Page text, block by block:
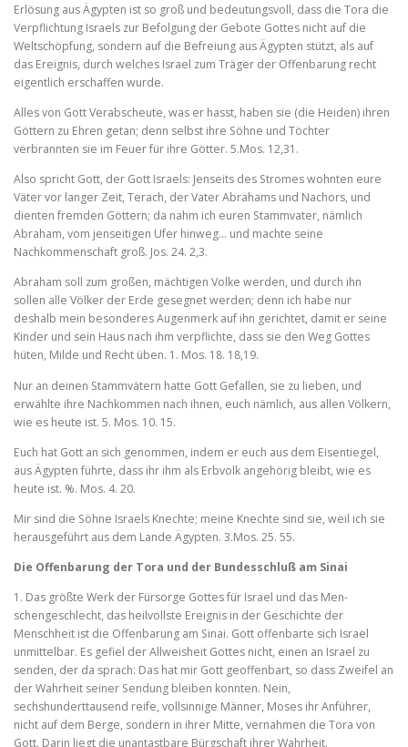
Erlösung aus Ägypten ist so groß und bedeutungsvoll, dass die Tora die
Verpflichtung Israels zur Befol­gung der Gebote Gottes nicht auf die
Weltschöpfung, sondern auf die Befreiung aus Ägypten stützt, als auf
das Ereignis, durch welches Israel zum Träger der Offenbarung recht
eigentlich er­schaffen wurde.
Alles von Gott Verabscheute, was er hasst, haben sie (die Heiden) ihren
Göttern zu Ehren getan; denn selbst ihre Söhne und Töchter
verbrannten sie im Feuer für ihre Götter. 5.Mos. 12,31.
Also spricht Gott, der Gott Israels: Jenseits des Stromes wohnten eure
Väter vor langer Zeit, Terach, der Vater Abrahams und Nachors, und
dienten fremden Göttern; da nahm ich euren Stammvater, nämlich
Abraham, vom jenseitigen Ufer hinweg… und machte seine
Nachkommenschaft groß. Jos. 24. 2,3.
Abraham soll zum großen, mächtigen Volke werden, und durch ihn
sollen alle Völker der Erde gesegnet werden; denn ich habe nur
deshalb mein besonderes Augenmerk auf ihn gerichtet, damit er seine
Kinder und sein Haus nach ihm verpflichte, dass sie den Weg Gottes
hüten, Milde und Recht üben. 1. Mos. 18. 18,19.
Nur an deinen Stammvätern hatte Gott Gefallen, sie zu lieben, und
erwählte ihre Nachkommen nach ihnen, euch nämlich, aus allen Völkern,
wie es heute ist. 5. Mos. 10. 15.
Euch hat Gott an sich genommen, indem er euch aus dem Eisentie­gel,
aus Ägypten führte, dass ihr ihm als Erbvolk angehörig bleibt, wie es
heute ist. %. Mos. 4. 20.
Mir sind die Söhne Israels Knechte; meine Knechte sind sie, weil ich sie
herausgeführt aus dem Lande Ägypten. 3.Mos. 25. 55.
Die Offenbarung der Tora und der Bundesschluß am Sinai
1. Das größte Werk der Fürsorge Gottes für Israel und das Men­
schengeschlecht, das heilvollste Ereignis in der Geschichte der
Menschheit ist die Offenbarung am Sinai. Gott offenbarte sich Israel
unmittelbar. Es gefiel der Allweisheit Gottes nicht, einen an Israel zu
senden, der da sprach: Das hat mir Gott geoffenbart, so dass Zweifel an
der Wahrheit seiner Sendung bleiben konnten. Nein,
sechshunderttausend reife, vollsinnige Männer, Moses ihr Anführer,
nicht auf dem Berge, sondern in ihrer Mitte, vernahmen die Tora von
Gott. Darin liegt die unantastbare Bürgschaft ihrer Wahrheit.